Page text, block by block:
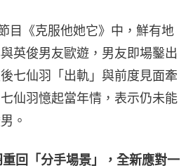
目《克服他她它》中，鮮有地
英俊男友歐遊，男友即場鑿出
七仙羽「出軌」與前度見面牽
仙羽憶起當年情，表示仍未能
。
「分手場景」，全新應對一